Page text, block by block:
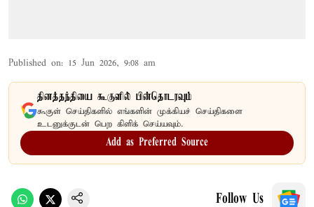
Published on: 15 Jun 2026, 9:08 am
தினத்தந்தியை கூகுளில் பின்தொடரவும்
கூகுள் செய்திகளில் எங்களின் முக்கியச் செய்திகளை
உடனுக்குடன் பெற கிளிக் செய்யவும்.
Add as Preferred Source
Follow Us